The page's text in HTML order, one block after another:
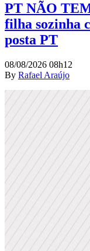
PT NÃO
filha sozinha
posta PT
08/08/2026 08h12
By Rafael Araújo